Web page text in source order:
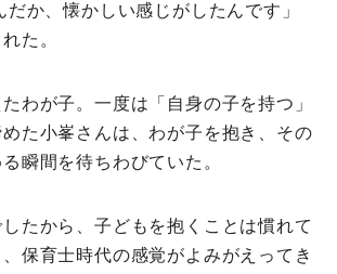
か、懐かしい感じがしたんです」
た。
わが子。一度は「自身の子を持つ」
た小峯さんは、わが子を抱き、その
瞬間を待ちわびていた。
したから、子どもを抱くことは慣れて
保育士時代の感覚がよみがえってき